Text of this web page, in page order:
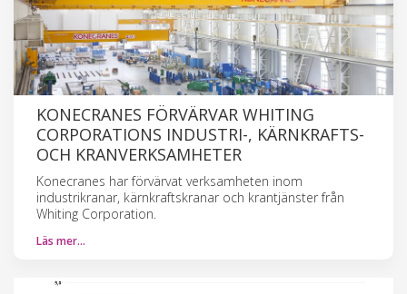
KONECRANES FÖRVÄRVAR WHITING
CORPORATIONS INDUSTRI-, KÄRNKRAFTS-
OCH KRANVERKSAMHETER
Konecranes har förvärvat verksamheten inom
industrikranar, kärnkraftskranar och krantjänster från
Whiting Corporation.
Läs mer…